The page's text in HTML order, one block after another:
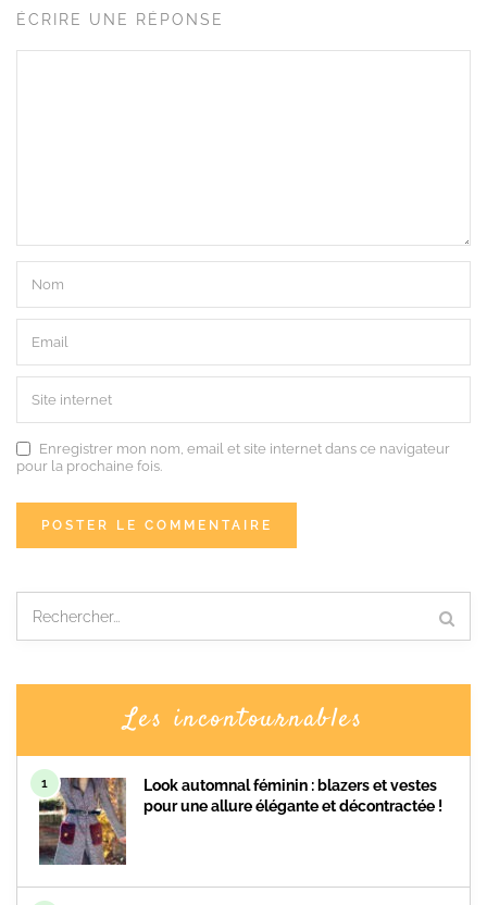
ÉCRIRE UNE RÉPONSE
Enregistrer mon nom, email et site internet dans ce navigateur
pour la prochaine fois.
Les incontournables
1
Look automnal féminin : blazers et vestes
pour une allure élégante et décontractée !